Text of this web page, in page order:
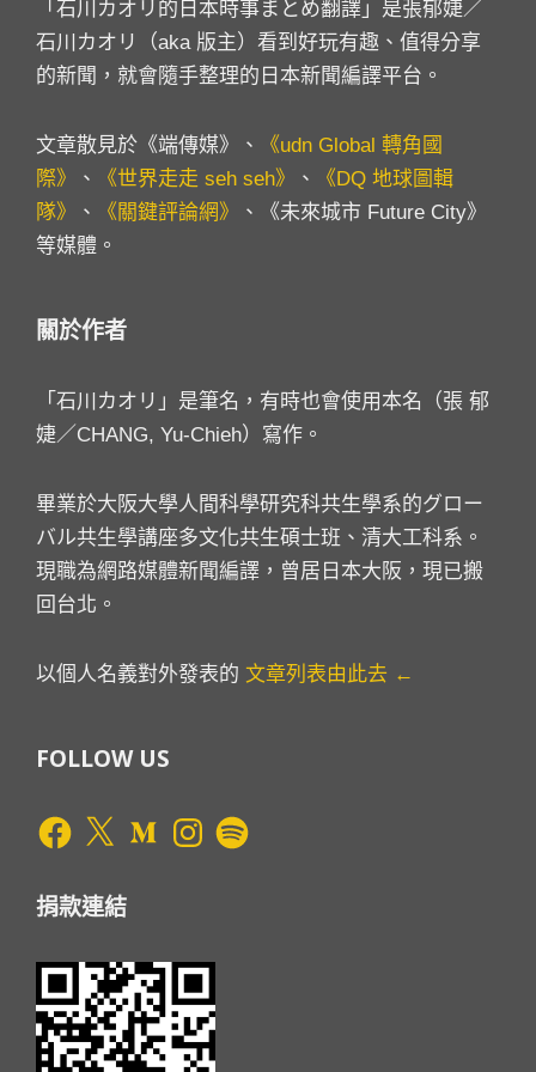
「石川カオリ的日本時事まとめ翻譯」是張郁婕／
石川カオリ（aka 版主）看到好玩有趣、值得分享
的新聞，就會隨手整理的日本新聞編譯平台。
文章散見於《端傳媒》、
《udn Global 轉角國
際》
、 《世界走走 seh seh》 、
《DQ 地球圖輯
隊》
、 《關鍵評論網》
、《未來城市 Future City》
等媒體。
關於作者
「石川カオリ」是筆名，有時也會使用本名（張 郁
婕／CHANG, Yu-Chieh）寫作。
畢業於大阪大學人間科學研究科共生學系的グロー
バル共生學講座多文化共生碩士班、清大工科系。
現職為網路媒體新聞編譯，曾居日本大阪，現已搬
回台北。
以個人名義對外發表的 文章列表由此去 ←
FOLLOW US
Facebook
X MediumInstagram
Spotify
捐款連結